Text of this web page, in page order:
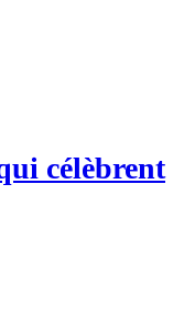
célèbrent